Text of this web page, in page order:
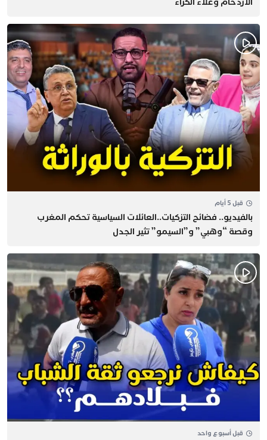
قبل 5 أيام
بالفيديو.. فضائح التزكيات..العائلات السياسية تحكم المغرب
وقصة “وهبي” و”السيمو” تثير الجدل
قبل أسبوع واحد